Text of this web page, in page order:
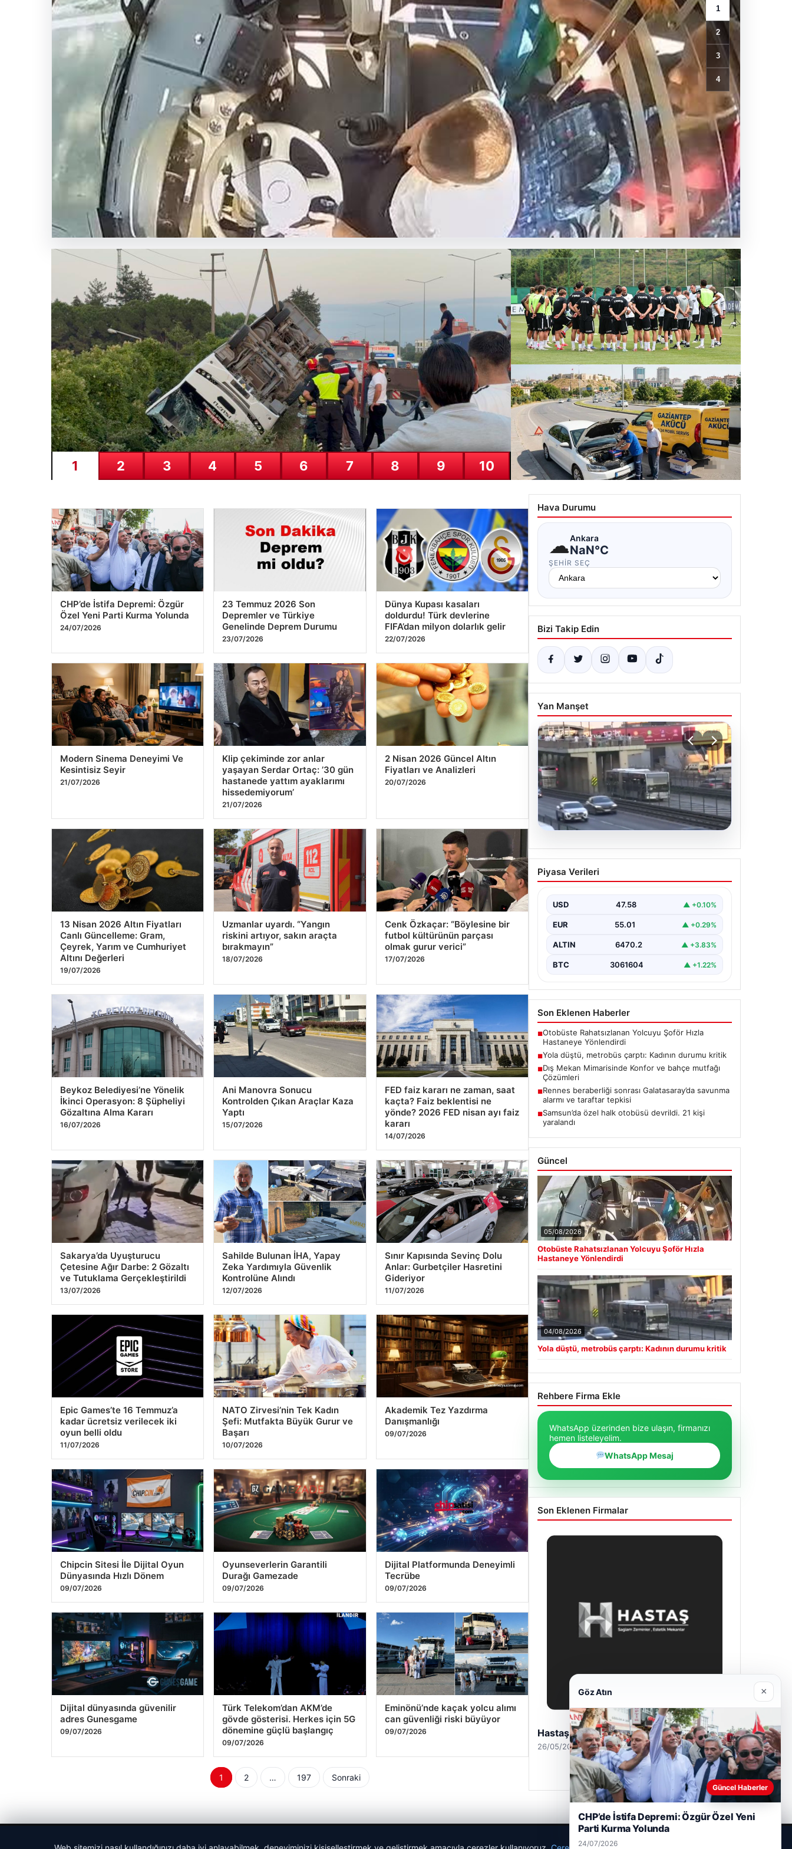
SICAK HABER
GÜNCEL HABERLER 0 YORUM
04.08.2026
Yola düştü, metrobüs çarptı: Kadının durumu kritik
1
2
3
4
İzmir
İtfaiyesinden
Yoğun
Sıcaklar
ve
Yangın
Riskine
Karşı
Uyarılar
1 2 3 4 5 6 7 8 9 10
Beşiktaş, Midtjylland maçının hazırlıklarına ara
vermeden başladı
25.07.2026 09:07
Gaziantep Şehir Geneli Araç Performans Donanımları
– Gaziantep Akücü
24.07.2026 22:06
CHP’de İstifa Depremi: Özgür
Özel Yeni Parti Kurma Yolunda
24/07/2026
23 Temmuz 2026 Son
Depremler ve Türkiye
Genelinde Deprem Durumu
23/07/2026
Dünya Kupası kasaları
doldurdu! Türk devlerine
FIFA’dan milyon dolarlık gelir
22/07/2026
Modern Sinema Deneyimi Ve
Kesintisiz Seyir
21/07/2026
Klip çekiminde zor anlar
yaşayan Serdar Ortaç: ’30 gün
hastanede yattım ayaklarımı
hissedemiyorum’
21/07/2026
2 Nisan 2026 Güncel Altın
Fiyatları ve Analizleri
20/07/2026
13 Nisan 2026 Altın Fiyatları
Canlı Güncelleme: Gram,
Çeyrek, Yarım ve Cumhuriyet
Altını Değerleri
19/07/2026
Uzmanlar uyardı. “Yangın
riskini artıyor, sakın araçta
bırakmayın”
18/07/2026
Cenk Özkaçar: “Böylesine bir
futbol kültürünün parçası
olmak gurur verici”
17/07/2026
Beykoz Belediyesi’ne Yönelik
İkinci Operasyon: 8 Şüpheliyi
Gözaltına Alma Kararı
16/07/2026
Ani Manovra Sonucu
Kontrolden Çıkan Araçlar Kaza
Yaptı
15/07/2026
FED faiz kararı ne zaman, saat
kaçta? Faiz beklentisi ne
yönde? 2026 FED nisan ayı faiz
kararı
14/07/2026
Sakarya’da Uyuşturucu
Çetesine Ağır Darbe: 2 Gözaltı
ve Tutuklama Gerçekleştirildi
13/07/2026
Sahilde Bulunan İHA, Yapay
Zeka Yardımıyla Güvenlik
Kontrolüne Alındı
12/07/2026
Sınır Kapısında Sevinç Dolu
Anlar: Gurbetçiler Hasretini
Gideriyor
11/07/2026
Epic Games’te 16 Temmuz’a
kadar ücretsiz verilecek iki
oyun belli oldu
11/07/2026
NATO Zirvesi’nin Tek Kadın
Şefi: Mutfakta Büyük Gurur ve
Başarı
10/07/2026
Akademik Tez Yazdırma
Danışmanlığı
09/07/2026
Chipcin Sitesi İle Dijital Oyun
Dünyasında Hızlı Dönem
09/07/2026
Oyunseverlerin Garantili
Durağı Gamezade
09/07/2026
Dijital Platformunda Deneyimli
Tecrübe
09/07/2026
Dijital dünyasında güvenilir
adres Gunesgame
09/07/2026
Türk Telekom’dan AKM’de
gövde gösterisi. Herkes için 5G
dönemine güçlü başlangıç
09/07/2026
Eminönü’nde kaçak yolcu alımı
can güvenliği riski büyüyor
09/07/2026
Yazı
1 2 … 197 Sonraki
Hava Durumu
☁Ankara
NaN°C
ŞEHIR SEÇ
Bizi Takip Edin
Yan Manşet
04.08.2026
Yola düştü, metrobüs çarptı:
Kadının durumu kritik
Piyasa Verileri
USD 47.58 ▲ +0.10%
EUR 55.01 ▲ +0.29%
ALTIN 6470.2 ▲ +3.83%
BTC 3061604 ▲ +1.22%
Son Eklenen Haberler
■Otobüste Rahatsızlanan Yolcuyu Şoför Hızla
Hastaneye Yönlendirdi
■Yola düştü, metrobüs çarptı: Kadının durumu kritik
■Dış Mekan Mimarisinde Konfor ve bahçe mutfağı
Çözümleri
■Rennes beraberliği sonrası Galatasaray’da savunma
alarmı ve taraftar tepkisi
■Samsun’da özel halk otobüsü devrildi. 21 kişi
yaralandı
Güncel
05/08/2026
Otobüste Rahatsızlanan Yolcuyu Şoför Hızla
Hastaneye Yönlendirdi
04/08/2026
Yola düştü, metrobüs çarptı: Kadının durumu kritik
Rehbere Firma Ekle
WhatsApp üzerinden bize ulaşın, firmanızı
hemen listeleyelim.
WhatsApp Mesaj
Son Eklenen Firmalar
Enes Kaplan Avukatlık Bürosu
28/04/2026
Göz Atın ×
Güncel Haberler
CHP’de İstifa Depremi: Özgür Özel Yeni
Parti Kurma Yolunda
24/07/2026